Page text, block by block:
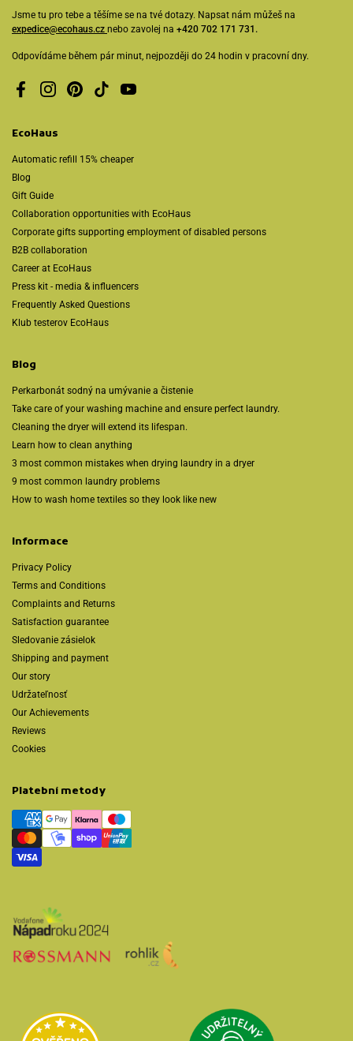
Jsme tu pro tebe a těšíme se na tvé dotazy. Napsat nám můžeš na
expedice@ecohaus.cz nebo zavolej na +420 702 171 731.
Odpovídáme během pár minut, nejpozději do 24 hodin v pracovní dny.
FacebookInstagramPinterestTikTokYouTube
EcoHaus
Automatic refill 15% cheaper
Blog
Gift Guide
Collaboration opportunities with EcoHaus
Corporate gifts supporting employment of disabled persons
B2B collaboration
Career at EcoHaus
Press kit - media & influencers
Frequently Asked Questions
Klub testerov EcoHaus
Blog
Perkarbonát sodný na umývanie a čistenie
Take care of your washing machine and ensure perfect laundry.
Cleaning the dryer will extend its lifespan.
Learn how to clean anything
3 most common mistakes when drying laundry in a dryer
9 most common laundry problems
How to wash home textiles so they look like new
Informace
Privacy Policy
Terms and Conditions
Complaints and Returns
Satisfaction guarantee
Sledovanie zásielok
Shipping and payment
Our story
Udržateľnosť
Our Achievements
Reviews
Cookies
Platební metody